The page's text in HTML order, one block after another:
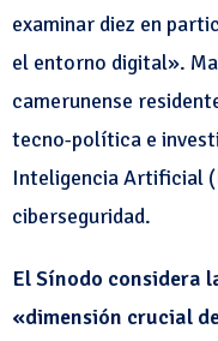
examinar diez en
el entorno digital».
camerunense
tecno-política e
Inteligencia Artificial
ciberseguridad.
El Sínodo considera
«dimensión crucial